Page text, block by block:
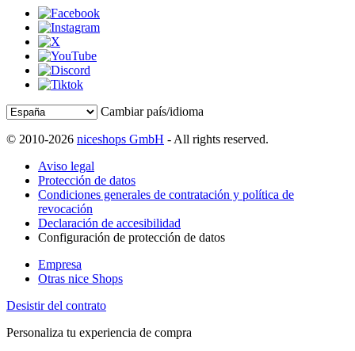
Cambiar país/idioma
© 2010-2026 niceshops GmbH - All rights reserved.
Aviso legal
Protección de datos
Condiciones generales de contratación y política de
revocación
Declaración de accesibilidad
Configuración de protección de datos
Empresa
Otras nice Shops
Desistir del contrato
Personaliza tu experiencia de compra